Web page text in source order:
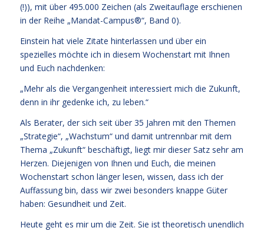
(!)), mit über 495.000 Zeichen (als Zweitauflage erschienen
in der Reihe „Mandat-Campus®“, Band 0).
Einstein hat viele Zitate hinterlassen und über ein
spezielles möchte ich in diesem Wochenstart mit Ihnen
und Euch nachdenken:
„Mehr als die Vergangenheit interessiert mich die Zukunft,
denn in ihr gedenke ich, zu leben.“
Als Berater, der sich seit über 35 Jahren mit den Themen
„Strategie“, „Wachstum“ und damit untrennbar mit dem
Thema „Zukunft“ beschäftigt, liegt mir dieser Satz sehr am
Herzen. Diejenigen von Ihnen und Euch, die meinen
Wochenstart schon länger lesen, wissen, dass ich der
Auffassung bin, dass wir zwei besonders knappe Güter
haben: Gesundheit und Zeit.
Heute geht es mir um die Zeit. Sie ist theoretisch unendlich